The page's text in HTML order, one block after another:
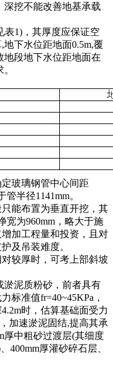
深挖不能改善地基承载
1)，其厚度应保证空
下水位距地面0.5m,覆
地段地下水位距地面在
玻璃钢管中心间距
半径1141mm。
能布置为垂直开挖，其
宽为960mm，略大于施
加工程量和投资，且对
及吊装难度。
较厚时，可考上部斜坡
泥质粉砂，前者具有
标准值fr=40~45KPa，
时，估算基础面受力
加速淤泥固结,提高其承
厚中粗砂过渡层(其细度
400mm厚灌砂碎石层、